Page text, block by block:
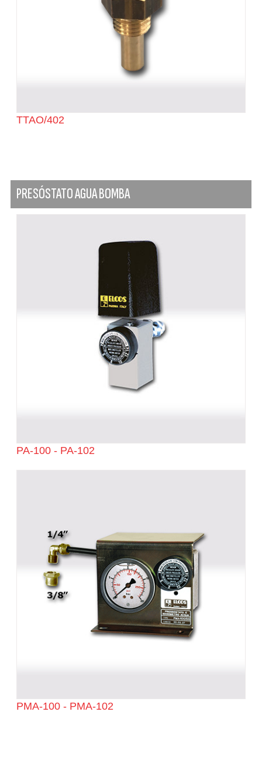
TTAO/402
PRESÓSTATO AGUA BOMBA
PA-100 - PA-102
PMA-100 - PMA-102